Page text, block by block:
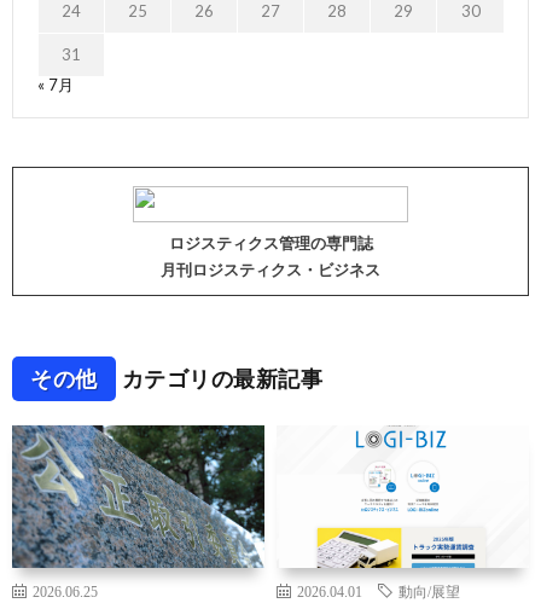
24 25 26 27 28 29 30
31
« 7月
ロジスティクス管理の専門誌
月刊ロジスティクス・ビジネス
その他 カテゴリの最新記事
2026.06.25
2026.04.01 動向/展望